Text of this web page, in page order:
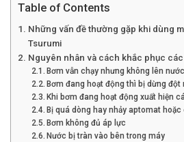
Table of Contents
Những vấn đề thường gặp khi dùng
Tsurumi
Nguyên nhân và cách khắc phục
Bơm vẫn chạy nhưng không lên
Bơm đang hoạt động thì bị dừng đột
Khi bơm đang hoạt động xuất hiện
Bị quá dòng hay nhảy aptomat
Bơm không đủ áp lực
Nước bị tràn vào bên trong máy